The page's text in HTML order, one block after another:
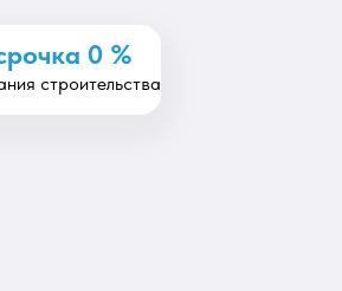
0 %
строительства